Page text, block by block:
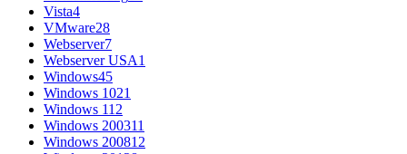
Vista4
VMware28
Webserver7
Webserver USA1
Windows45
Windows 1021
Windows 11 2
Windows 200311
Windows 200812